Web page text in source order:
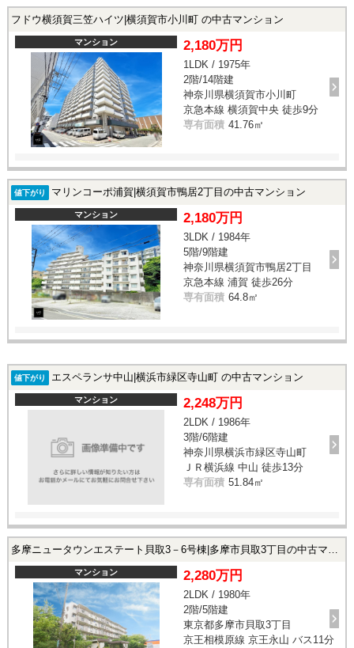
フドウ横須賀三笠ハイツ|横須賀市小川町 の中古マンション
マンション 2,180万円
1LDK / 1975年
2階/14階建
神奈川県横須賀市小川町
京急本線 横須賀中央 徒歩9分
専有面積 41.76㎡
値下がり マリンコーポ浦賀|横須賀市鴨居2丁目の中古マンション
マンション 2,180万円
3LDK / 1984年
5階/9階建
神奈川県横須賀市鴨居2丁目
京急本線 浦賀 徒歩26分
専有面積 64.8㎡
値下がり エスペランサ中山|横浜市緑区寺山町 の中古マンション
マンション 2,248万円
2LDK / 1986年
3階/6階建
神奈川県横浜市緑区寺山町
ＪＲ横浜線 中山 徒歩13分
専有面積 51.84㎡
多摩ニュータウンエステート貝取3－6号棟|多摩市貝取3丁目の中古マンション
マンション 2,280万円
2LDK / 1980年
2階/5階建
東京都多摩市貝取3丁目
京王相模原線 京王永山 バス11分